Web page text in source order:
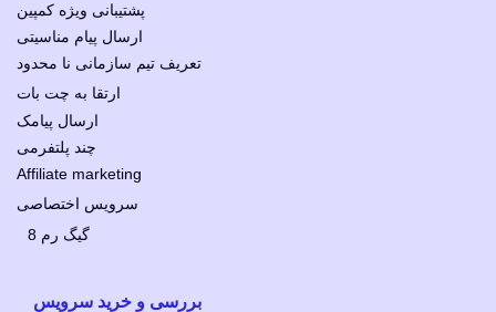
ارسال پیام مناسیتی
تعریف تیم سازمانی نا محدود
ارتقا به چت بات
ارسال پیامک
چند پلتفرمی
Affiliate marketing
سرویس اختصاصی
8 گیگ رم
بررسی و خرید سرویس